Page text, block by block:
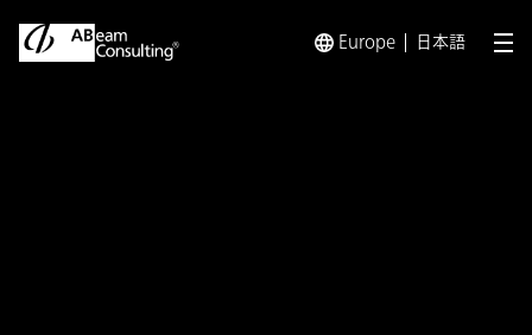
Europe 日本語 メ